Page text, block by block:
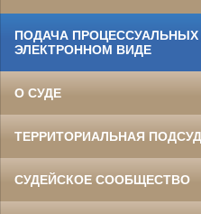
ПОДАЧА
ЭЛЕКТРОННОМ ВИДЕ
О СУДЕ
ТЕРРИТОРИАЛЬНАЯ
СУДЕЙСКОЕ СООБЩЕСТВО